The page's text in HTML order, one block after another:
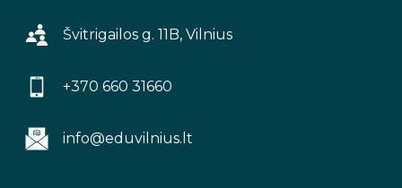
Švitrigailos g. 11B, Vilnius
+370 660 31660
info@eduvilnius.lt